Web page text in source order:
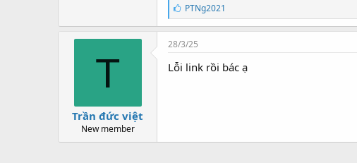
T
h
í
c
PTNg2021
T
Trần đức việt
New member
28/3/25
Lỗi link rồi bác ạ